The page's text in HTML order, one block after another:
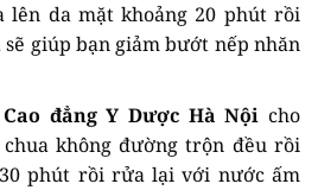
lên da mặt khoảng 20 phút rồi
giúp bạn giảm bướt nếp nhăn
đẳng Y Dược Hà Nội cho
không đường trộn đều rồi
phút rồi rửa lại với nước ấm